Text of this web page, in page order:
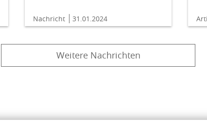
Nachricht 31.01.2024
Weitere Nachrichten